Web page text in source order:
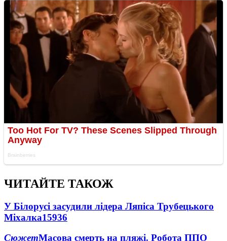
ЧИТАЙТЕ ТАКОЖ
У Білорусі засудили лідера Ляпіса Трубецького
Міхалка15936
СюжетМасова смерть на пляжі. Робота ППО